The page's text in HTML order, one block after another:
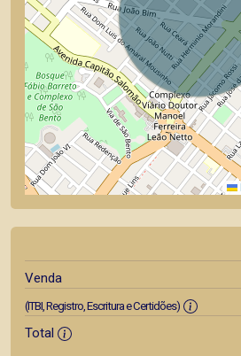
Venda
(ITBI, Registro, Escritura e Certidões)
Total